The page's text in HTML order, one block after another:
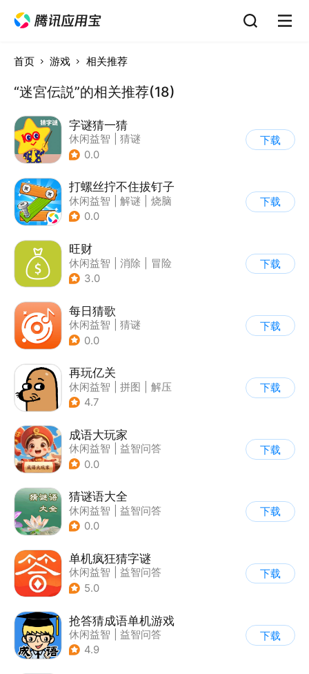
首页 游戏 相关推荐
“迷宮伝説”的相关推荐(18)
字谜猜一猜
休闲益智
猜谜
0.0
下载
打螺丝拧不住拔钉子
休闲益智 解谜
烧脑
| 卡通
0.0
下载
旺财
休闲益智 消除
冒险
| 卡通
3.0
下载
每日猜歌
休闲益智
猜谜
0.0
下载
再玩亿关
休闲益智 拼图
解压
| 解谜
4.7
下载
成语大玩家
休闲益智
益智问答
| 成语
0.0
下载
猜谜语大全
休闲益智
益智问答
0.0
下载
单机疯狂猜字谜
休闲益智
益智问答
| 猜谜
5.0
下载
抢答猜成语单机游戏
休闲益智
益智问答
| 成语
4.9
下载